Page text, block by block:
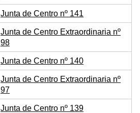
Junta de Centro nº 141
Junta de Centro Extraordinaria nº
98
Junta de Centro nº 140
Junta de Centro Extraordinaria nº
97
Junta de Centro nº 139